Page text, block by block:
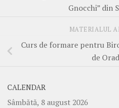
Gnocchi” din
MATERIALUL
Curs de formare pentru
de
CALENDAR
Sâmbătă, 8 august 2026